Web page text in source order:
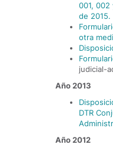
001, 002
de 2015.
otra
judicial-
Año 2013
DTR
Año 2012